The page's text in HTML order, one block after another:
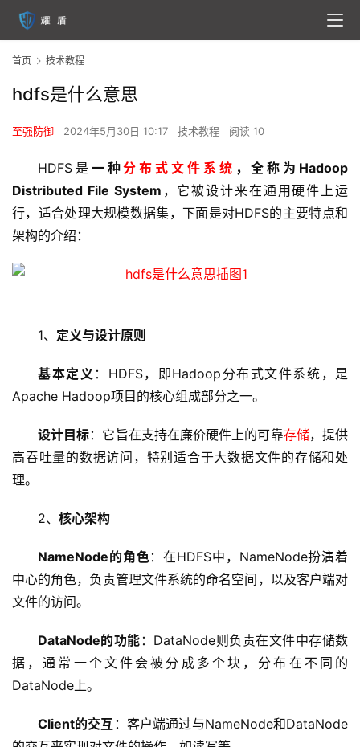
首页 技术教程
hdfs是什么意思
至强防御 2024年5月30日 10:17 技术教程 阅读 10
HDFS是 一种分布式文件系统 ，全称为Hadoop
Distributed File System ，它被设计来在通用硬件上运
行，适合处理大规模数据集，下面是对HDFS的主要特点和
架构的介绍：
1、 定义与设计原则
基本定义 ：HDFS，即Hadoop 分布式文件系统 ，是
Apache Hadoop项目的核心组成部分之一。
设计目标：它旨在支持在廉价硬件上的可靠存储，提供
高吞吐量的数据访问，特别适合于大数据文件的存储和处
理。
2、 核心架构
NameNode的角色：在HDFS中，NameNode扮演着
中心的角色，负责管理文件系统的命名空间，以及客户端对
文件的访问。
DataNode的功能 ：DataNode则负责在文件中存储数
据，通常一个文件会被分成多个块，分布在不同的
DataNode上。
Client的交互 ：客户端通过与NameNode和DataNode